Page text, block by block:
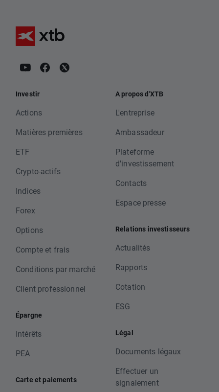
Investir
Actions
Matières premières
ETF
Crypto-actifs
Indices
Forex
Options
Compte et frais
Conditions par marché
Client professionnel
Épargne
Intérêts
PEA
Carte et paiements
A propos d'XTB
L'entreprise
Ambassadeur
Plateforme
d'investissement
Contacts
Espace presse
Relations investisseurs
Actualités
Rapports
Cotation
ESG
Légal
Documents légaux
Effectuer un
signalement